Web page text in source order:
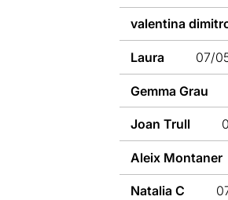
valentina
Laura 07/
Gemma Grau
Joan Trull
Aleix Montaner
Natalia C